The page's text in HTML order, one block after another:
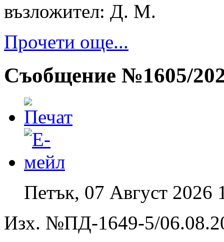
възложител: Д. М.
Прочети още...
Съобщение №1605/
Петък, 07 Август 2026
Изх. №ПД-1649-5/